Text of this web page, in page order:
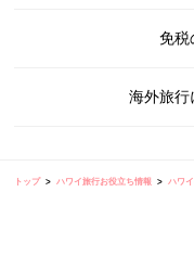
免税
海外旅行
トップ ハワイ旅行お役立ち情報 ハワ